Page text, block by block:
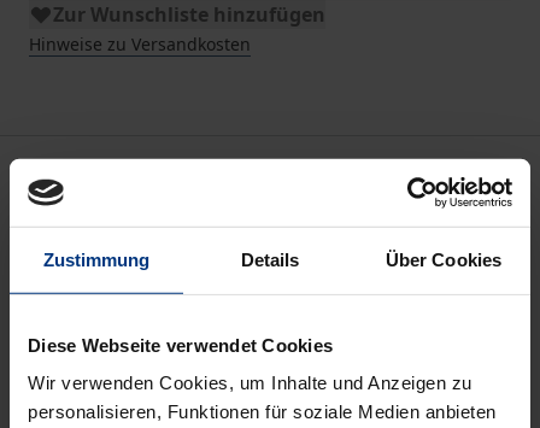
Zustimmung Details Über Cookies
Diese Webseite verwendet Cookies
Wir verwenden Cookies, um Inhalte und Anzeigen zu
personalisieren, Funktionen für soziale Medien anbieten
Zur Wunschliste hinzufügen
Hinweise zu Versandkosten
Beschreibung
aber auch in anderen Sportarten, oft über Sieg und
häufig fehlerhaft betrieben oder gänzlich
vernachlässigt.
In diesem Buch werden Methoden und Inhalte zur